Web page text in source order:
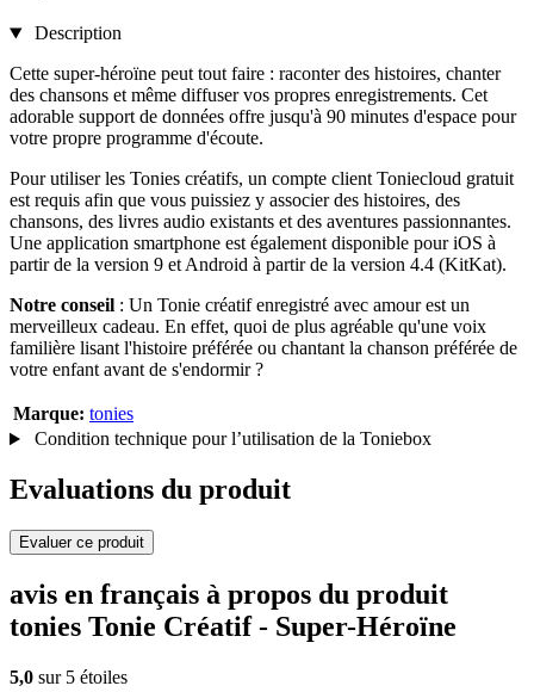
Description
Cette super-héroïne peut tout faire : raconter des histoires, chanter
des chansons et même diffuser vos propres enregistrements. Cet
adorable support de données offre jusqu'à 90 minutes d'espace pour
votre propre programme d'écoute.
Pour utiliser les Tonies créatifs, un compte client Toniecloud gratuit
est requis afin que vous puissiez y associer des histoires, des
chansons, des livres audio existants et des aventures passionnantes.
Une application smartphone est également disponible pour iOS à
partir de la version 9 et Android à partir de la version 4.4 (KitKat).
Notre conseil : Un Tonie créatif enregistré avec amour est un
merveilleux cadeau. En effet, quoi de plus agréable qu'une voix
familière lisant l'histoire préférée ou chantant la chanson préférée de
votre enfant avant de s'endormir ?
Marque: tonies
Condition technique pour l’utilisation de la Toniebox
Evaluations du produit
Evaluer ce produit
avis en français à propos du produit
tonies Tonie Créatif - Super-Héroïne
5,0 sur 5 étoiles